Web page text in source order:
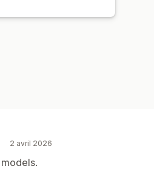
2 avril 2026